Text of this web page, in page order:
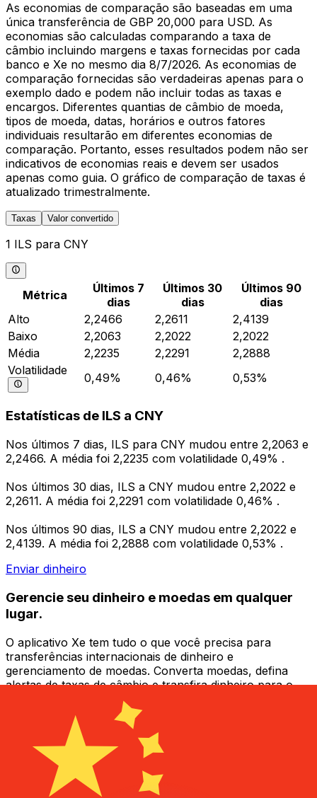
As economias de comparação são baseadas em uma
única transferência de GBP 20,000 para USD. As
economias são calculadas comparando a taxa de
câmbio incluindo margens e taxas fornecidas por cada
banco e Xe no mesmo dia 8/7/2026. As economias de
comparação fornecidas são verdadeiras apenas para o
exemplo dado e podem não incluir todas as taxas e
encargos. Diferentes quantias de câmbio de moeda,
tipos de moeda, datas, horários e outros fatores
individuais resultarão em diferentes economias de
comparação. Portanto, esses resultados podem não ser
indicativos de economias reais e devem ser usados
apenas como guia. O gráfico de comparação de taxas é
atualizado trimestralmente.
Taxas Valor convertido
1 ILS para CNY
Métrica
Últimos 7
dias
Últimos 30
dias
Últimos 90
dias
Alto
2,2466 2,2611
2,4139
Baixo
2,2063 2,2022
2,2022
Média
2,2235 2,2291
2,2888
Volatilidade
0,49% 0,46% 0,53%
Estatísticas de ILS a CNY
Nos últimos 7 dias, ILS para CNY mudou entre 2,2063 e
2,2466. A média foi 2,2235 com volatilidade 0,49% .
Nos últimos 30 dias, ILS a CNY mudou entre 2,2022 e
2,2611. A média foi 2,2291 com volatilidade 0,46% .
Nos últimos 90 dias, ILS a CNY mudou entre 2,2022 e
2,4139. A média foi 2,2888 com volatilidade 0,53% .
Enviar dinheiro
Gerencie seu dinheiro e moedas em qualquer
lugar.
O aplicativo Xe tem tudo o que você precisa para
transferências internacionais de dinheiro e
gerenciamento de moedas. Converta moedas, defina
alertas de taxas de câmbio e transfira dinheiro para o
exterior sem taxas ocultas. Baixe hoje mesmo!